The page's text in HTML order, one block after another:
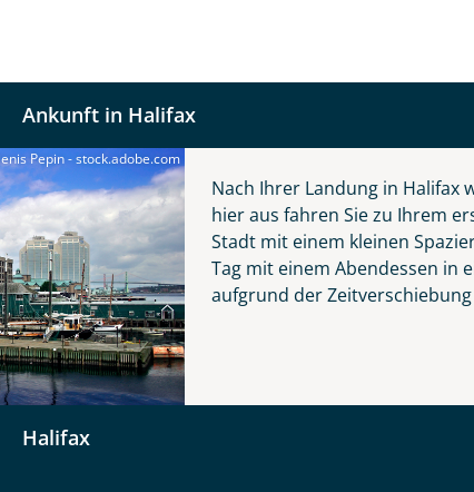
Merkliste
diese Reise
Kanadas Atlantikprovinzen Nova
New Brunswick
Ankunft in Halifax
Pepin - stock.adobe.com
Nach Ihrer Landung in Halifax
hier aus fahren Sie zu Ihrem
Stadt mit einem kleinen
Tag mit einem Abendessen in
aufgrund der
Halifax